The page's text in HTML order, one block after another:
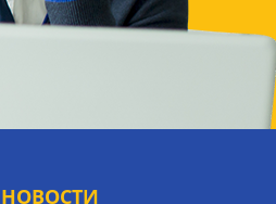
НОВОСТИ